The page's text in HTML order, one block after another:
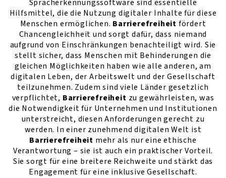
Spracherkennungssoftware sind essentielle
Hilfsmittel, die die Nutzung digitaler Inhalte für diese
Menschen ermöglichen. Barrierefreiheit fördert
Chancengleichheit und sorgt dafür, dass niemand
aufgrund von Einschränkungen benachteiligt wird. Sie
stellt sicher, dass Menschen mit Behinderungen die
gleichen Möglichkeiten haben wie alle anderen, am
digitalen Leben, der Arbeitswelt und der Gesellschaft
teilzunehmen. Zudem sind viele Länder gesetzlich
verpflichtet, Barrierefreiheit zu gewährleisten, was
die Notwendigkeit für Unternehmen und Institutionen
unterstreicht, diesen Anforderungen gerecht zu
werden. In einer zunehmend digitalen Welt ist
Barrierefreiheit mehr als nur eine ethische
Verantwortung – sie ist auch ein praktischer Vorteil.
Sie sorgt für eine breitere Reichweite und stärkt das
Engagement für eine inklusive Gesellschaft.